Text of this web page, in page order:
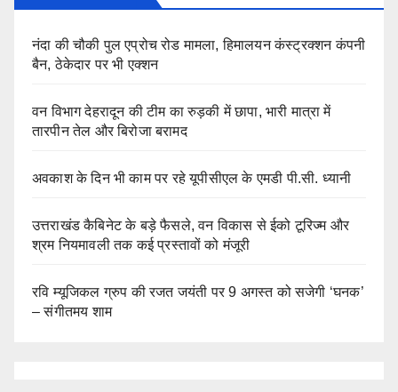
नंदा की चौकी पुल एप्रोच रोड मामला, हिमालयन कंस्ट्रक्शन कंपनी
बैन, ठेकेदार पर भी एक्शन
वन विभाग देहरादून की टीम का रुड़की में छापा, भारी मात्रा में
तारपीन तेल और बिरोजा बरामद
अवकाश के दिन भी काम पर रहे यूपीसीएल के एमडी पी.सी. ध्यानी
उत्तराखंड कैबिनेट के बड़े फैसले, वन विकास से ईको टूरिज्म और
श्रम नियमावली तक कई प्रस्तावों को मंजूरी
रवि म्यूजिकल ग्रुप की रजत जयंती पर 9 अगस्त को सजेगी ‘घनक’
– संगीतमय शाम